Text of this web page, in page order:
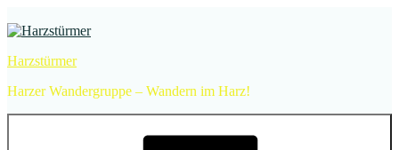
Inhalt
Harzstürmer
Harzer Wandergruppe – Wandern im Harz!